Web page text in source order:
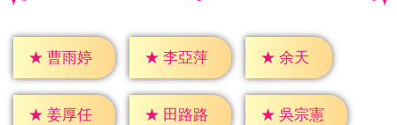
★ 曹雨婷 ★ 李亞萍 ★ 余天
★ 姜厚任 ★ 田路路 ★ 吳宗憲